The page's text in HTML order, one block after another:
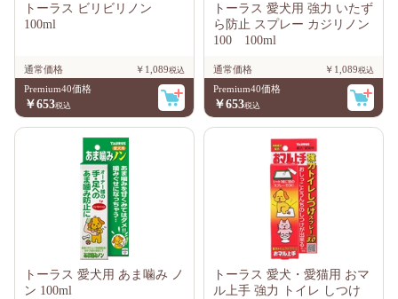
トーラス ビリビリノン
100ml
通常価格
￥1,089
Premium40価格
￥653
トーラス 愛犬用 強力 いたず
ら防止 スプレー カジリノン
100 100ml
通常価格
￥1,089
Premium40価格
￥653
トーラス 愛犬用 あま噛み ノ
ン 100ml
トーラス 愛犬・愛猫用 おマ
ル上手 強力 トイレ しつけ